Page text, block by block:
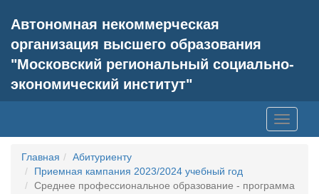
Автономная некоммерческая
организация высшего образования
"Московский региональный социально-
экономический институт"
Toggle
Главная
Абитуриенту
Приемная кампания 2023/2024 учебный год
Среднее профессиональное образование - программа